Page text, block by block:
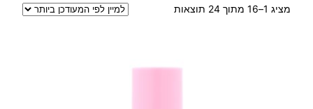
מציג 1–16 מתוך 24 תוצאות
ממוין
ביותר